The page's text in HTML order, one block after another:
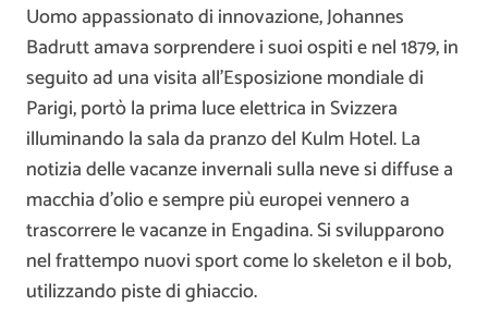
Uomo appassionato di innovazione, Johannes
Badrutt amava sorprendere i suoi ospiti e nel 1879, in
seguito ad una visita all’Esposizione mondiale di
Parigi, portò la prima luce elettrica in Svizzera
illuminando la sala da pranzo del Kulm Hotel. La
notizia delle vacanze invernali sulla neve si diffuse a
macchia d’olio e sempre più europei vennero a
trascorrere le vacanze in Engadina. Si svilupparono
nel frattempo nuovi sport come lo skeleton e il bob,
utilizzando piste di ghiaccio.